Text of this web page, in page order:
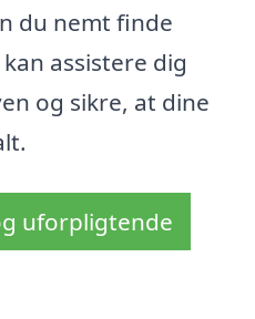
du nemt finde
assistere dig
og sikre, at dine
uforpligtende